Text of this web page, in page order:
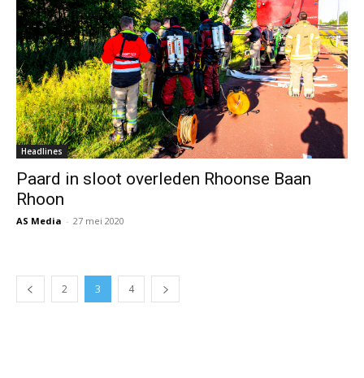
Headlines
Paard in sloot overleden Rhoonse Baan
Rhoon
AS Media - 27 mei 2020
2 3 4